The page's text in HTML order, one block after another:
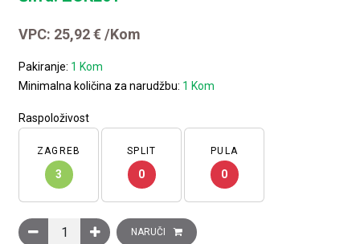
VPC: 25,92€ /Kom
Pakiranje: 1 Kom
Minimalna količina za narudžbu: 1 Kom
Raspoloživost
ZAGREB
3
SPLIT
0
PULA
0
Glava krajnjeg prekidača sa utisnim klipom količina
NARUČI